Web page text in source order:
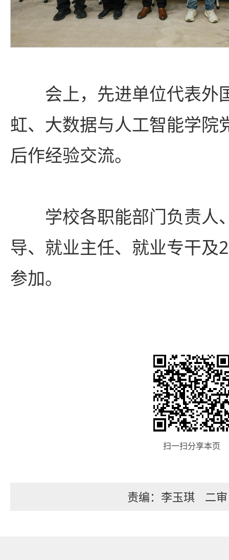
会上，先进单位代表外
虹、大数据与人工智能学院
后作经验交流。
学校各职能部门负责人
导、就业主任、就业专干及
参加。
扫一扫分享本页
责编：李玉琪 二